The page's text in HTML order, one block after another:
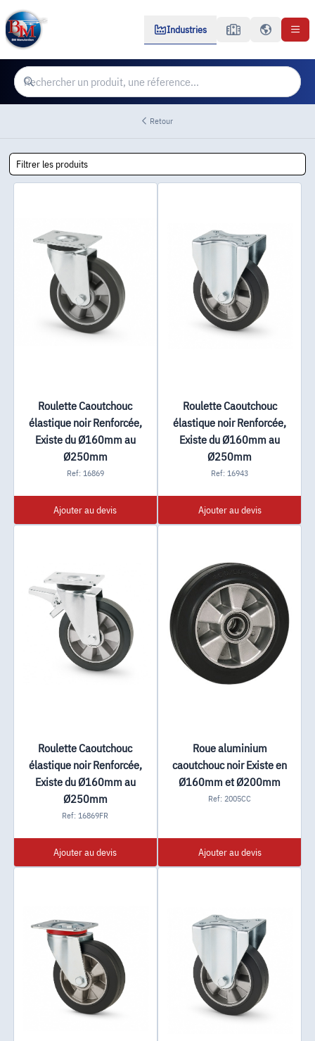
Industries
Retour
Filtrer les produits
Roulette Caoutchouc
élastique noir Renforcée,
Existe du Ø160mm au
Ø250mm
Ref: 16869
Ajouter au devis
Roulette Caoutchouc
élastique noir Renforcée,
Existe du Ø160mm au
Ø250mm
Ref: 16943
Ajouter au devis
Roulette Caoutchouc
élastique noir Renforcée,
Existe du Ø160mm au
Ø250mm
Ref: 16869FR
Ajouter au devis
Roue aluminium
caoutchouc noir Existe en
Ø160mm et Ø200mm
Ref: 2005CC
Ajouter au devis